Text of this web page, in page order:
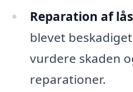
Reparation af
blevet
vurdere skaden
reparationer.